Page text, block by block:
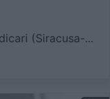
(Siracusa-...